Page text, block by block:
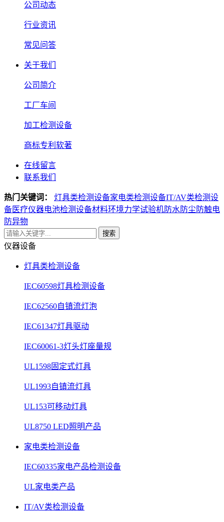
公司动态
行业资讯
常见问答
关于我们
公司简介
工厂车间
加工检测设备
商标专利软著
在线留言
联系我们
热门关键词： 灯具类检测设备家电类检测设备IT/AV类检测设
备医疗仪器电池检测设备材料环境力学试验机防水防尘防触电
防异物
搜索
仪器设备
灯具类检测设备
IEC60598灯具检测设备
IEC62560自镇流灯泡
IEC61347灯具驱动
IEC60061-3灯头灯座量规
UL1598固定式灯具
UL1993自镇流灯具
UL153可移动灯具
UL8750 LED照明产品
家电类检测设备
IEC60335家电产品检测设备
UL家电类产品
IT/AV类检测设备